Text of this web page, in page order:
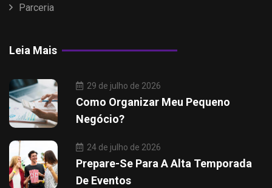
Parceria
Leia Mais
29 de julho de 2026
Como Organizar Meu Pequeno
Negócio?
24 de julho de 2026
Prepare-Se Para A Alta Temporada
De Eventos